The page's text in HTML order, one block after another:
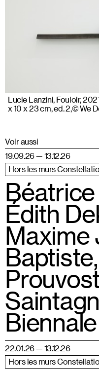
Lucie Lanzini, Fouloir,
x 10 x 23 cm, ed. 2,© We
Voir aussi
19.09.26 — 13.12.26
Hors les murs
Édith
Maxime
22.01.26 — 13.12.26
Hors les murs